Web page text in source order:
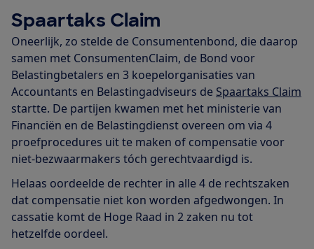
Spaartaks Claim
Oneerlijk, zo stelde de Consumentenbond, die daarop
samen met ConsumentenClaim, de Bond voor
Belastingbetalers en 3 koepelorganisaties van
Accountants en Belastingadviseurs de Spaartaks Claim
startte. De partijen kwamen met het ministerie van
Financiën en de Belastingdienst overeen om via 4
proefprocedures uit te maken of compensatie voor
niet-bezwaarmakers tóch gerechtvaardigd is.
Helaas oordeelde de rechter in alle 4 de rechtszaken
dat compensatie niet kon worden afgedwongen. In
cassatie komt de Hoge Raad in 2 zaken nu tot
hetzelfde oordeel.